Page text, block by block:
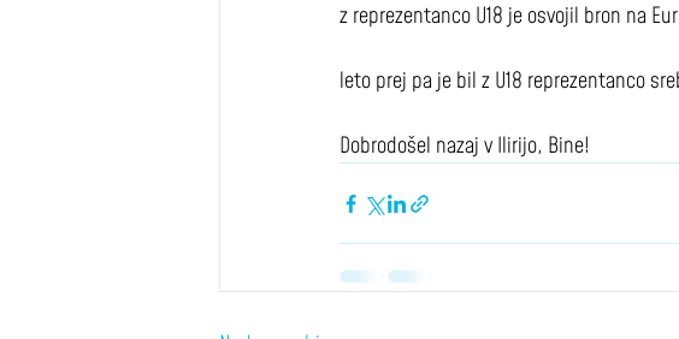
z reprezentanco U18 je osvojil bron na
leto prej pa je bil z U18 reprezentanco
Dobrodošel nazaj v Ilirijo, Bine!